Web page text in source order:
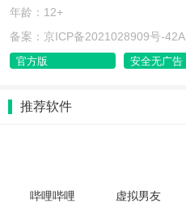
年龄：12+
备案：京ICP备2021028909号-42A
官方版 安全无广告
推荐软件
哔哩哔哩 虚拟男友